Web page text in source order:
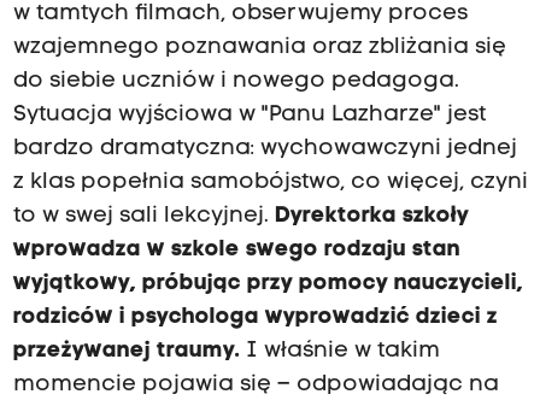
w tamtych filmach, obserwujemy proces
wzajemnego poznawania oraz zbliżania się
do siebie uczniów i nowego pedagoga.
Sytuacja wyjściowa w "Panu Lazharze" jest
bardzo dramatyczna: wychowawczyni jednej
z klas popełnia samobójstwo, co więcej, czyni
to w swej sali lekcyjnej. Dyrektorka szkoły
wprowadza w szkole swego rodzaju stan
wyjątkowy, próbując przy pomocy nauczycieli,
rodziców i psychologa wyprowadzić dzieci z
przeżywanej traumy.I właśnie w takim
momencie pojawia się – odpowiadając na